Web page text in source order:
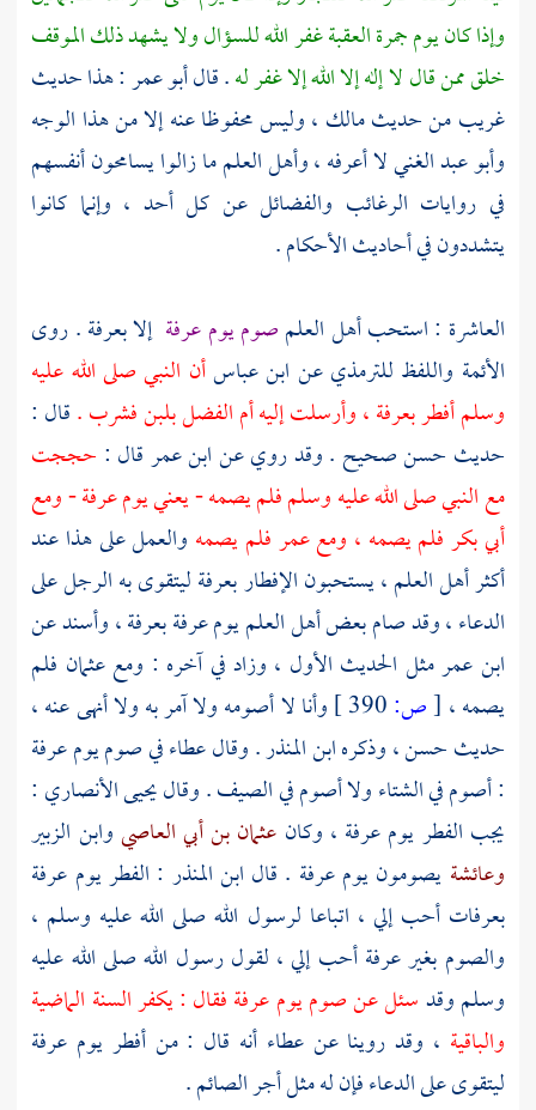
وإذا كان يوم جمرة العقبة غفر الله للسؤال ولا يشهد ذلك الموقف
خلق ممن قال لا إله إلا الله إلا غفر له. قالأبو عمر: هذا حديث
غريب من حديثمالك ، وليس محفوظا عنه إلا من هذا الوجه
وأبو عبد الغنيلا أعرفه ، وأهل العلم ما زالوا يسامحون أنفسهم
في روايات الرغائب والفضائل عن كل أحد ، وإنما كانوا
يتشددون في أحاديث الأحكام .
العاشرة : استحب أهل العلمصوم يومعرفة إلابعرفة. روى
الأئمة واللفظ للترمذيعن ابن عباسأن النبي صلى الله عليه
وسلم أفطربعرفة، وأرسلت إليهأم الفضلبلبن فشرب .قال :
حديث حسن صحيح . وقد روي عنابن عمرقال : حججت
مع النبي صلى الله عليه وسلم فلم يصمه - يعني يومعرفة- ومع
أبي بكرفلم يصمه ، ومععمرفلم يصمه والعمل على هذا عند
أكثر أهل العلم ، يستحبون الإفطاربعرفةليتقوى به الرجل على
الدعاء ، وقد صام بعض أهل العلم يومعرفةبعرفة، وأسند عن
ابن عمرمثل الحديث الأول ، وزاد في آخره : ومععثمان فلم
يصمه ، [ص:
وأنا لا أصومه ولا آمر به ولا أنهى عنه ،
حديث حسن ، وذكرهابن المنذر. وقالعطاءفي صوم يومعرفة
: أصوم في الشتاء ولا أصوم في الصيف . وقاليحيى الأنصاري :
يجب الفطر يومعرفة ، وكان عثمان بن أبي العاصيوابن الزبير
وعائشة يصومون يومعرفة . قال ابن المنذر : الفطر يوم عرفة
بعرفاتأحب إلي ، اتباعا لرسول الله صلى الله عليه وسلم ،
والصوم بغيرعرفةأحب إلي ، لقول رسول الله صلى الله عليه
وسلم وقدسئل عن صوم يومعرفةفقال : يكفر السنة الماضية
والباقية ، وقد روينا عنعطاء أنه قال : من أفطر يوم عرفة
ليتقوى على الدعاء فإن له مثل أجر الصائم .